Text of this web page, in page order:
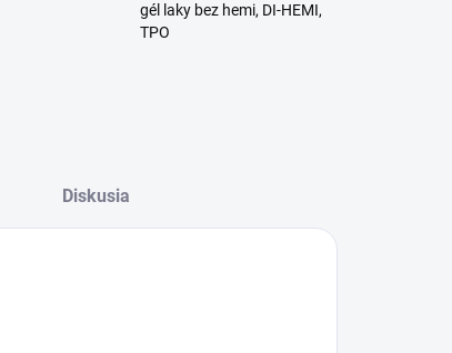
gél laky bez hemi, DI-HEMI,
TPO
Diskusia